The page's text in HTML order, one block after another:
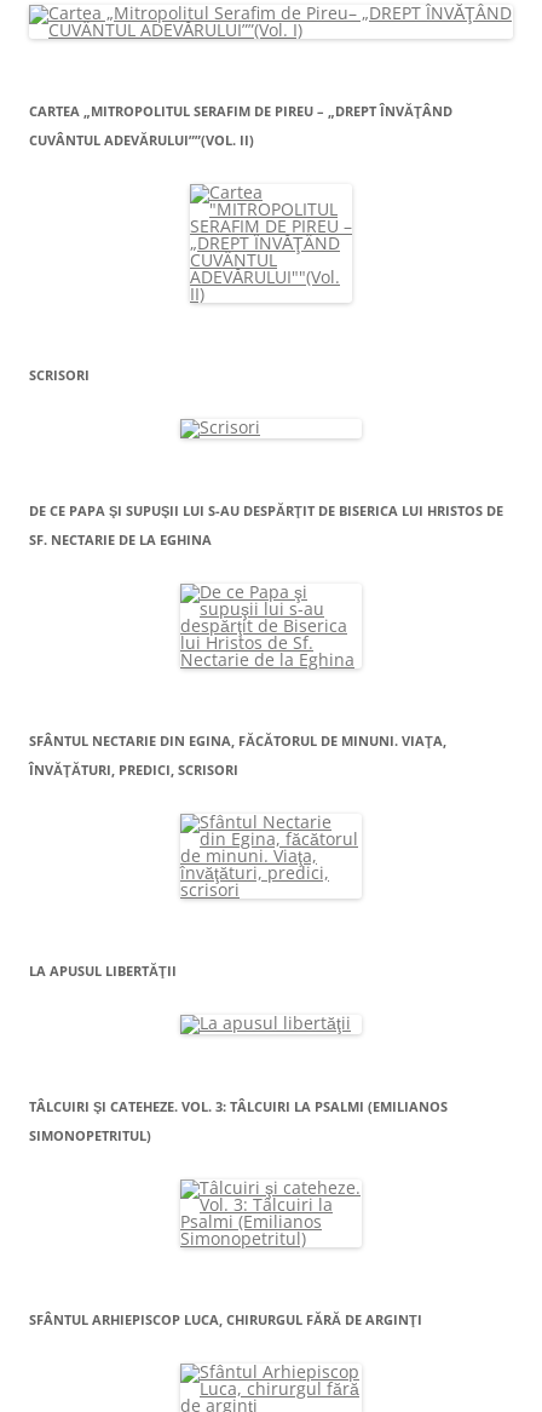
CARTEA „MITROPOLITUL SERAFIM DE PIREU – „DREPT ÎNVĂŢÂND
CUVÂNTUL ADEVĂRULUI””(VOL. II)
SCRISORI
DE CE PAPA ŞI SUPUŞII LUI S-AU DESPĂRŢIT DE BISERICA LUI HRISTOS DE
SF. NECTARIE DE LA EGHINA
SFÂNTUL NECTARIE DIN EGINA, FĂCĂTORUL DE MINUNI. VIAŢA,
ÎNVĂŢĂTURI, PREDICI, SCRISORI
LA APUSUL LIBERTĂŢII
TÂLCUIRI ŞI CATEHEZE. VOL. 3: TÂLCUIRI LA PSALMI (EMILIANOS
SIMONOPETRITUL)
SFÂNTUL ARHIEPISCOP LUCA, CHIRURGUL FĂRĂ DE ARGINŢI